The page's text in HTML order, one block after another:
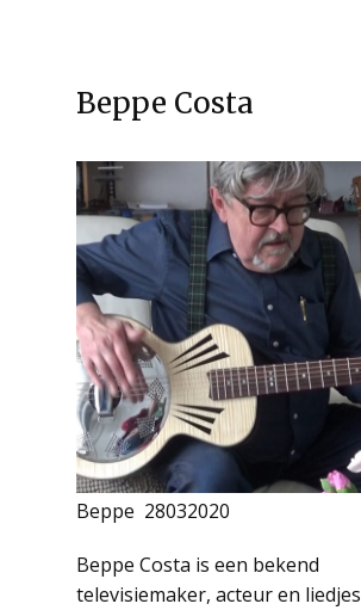
Beppe Costa
Beppe 28032020
Beppe Costa is een bekend
televisiemaker, acteur en liedjes